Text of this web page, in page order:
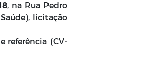
, na Rua Pedro
licitação
referência (CV-